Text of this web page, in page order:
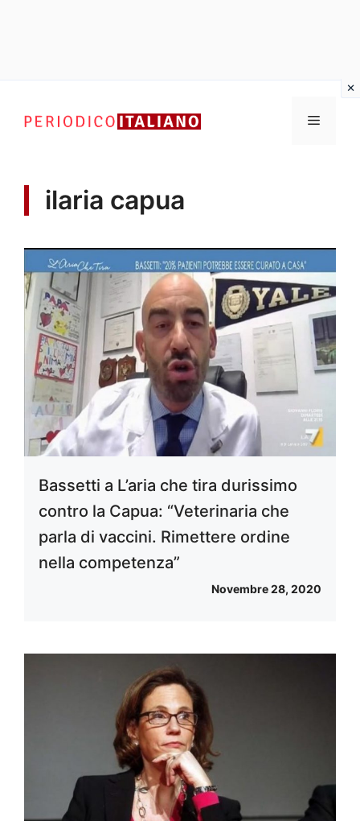
contenuto
Menu
ilaria capua
Bassetti a L’aria che tira durissimo
contro la Capua: “Veterinaria che
parla di vaccini. Rimettere ordine
nella competenza”
Novembre 28, 2020